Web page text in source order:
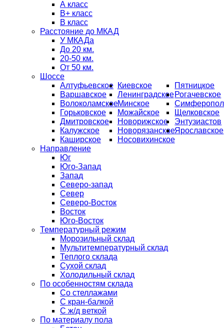
А класс
B+ класс
В класс
Расстояние до МКАД
У МКАДа
До 20 км.
20-50 км.
От 50 км.
Шоссе
Алтуфьевское
Варшавское
Волоколамское
Горьковское
Дмитровское
Калужское
Каширское
Киевское
Ленинградское
Минское
Можайское
Новорижское
Новорязанское
Носовихинское
Пятницкое
Рогачевское
Щелковское
Энтузиастов
Ярославское
Направление
Юг
Юго-Запад
Запад
Северо-запад
Север
Северо-Восток
Восток
Юго-Восток
Температурный режим
Морозильный склад
Мультитемпературный склад
Теплого склада
Сухой склад
Холодильный склад
По особенностям склада
Со стеллажами
С кран-балкой
С ж/д веткой
По материалу пола